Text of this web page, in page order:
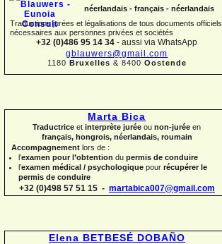
néerlandais - français - néerlandais
Traductions jurées et légalisations de tous documents officiels
nécessaires aux personnes privées et sociétés
+32 (0)486 95 14 34 - aussi via WhatsApp
gblauwers@gmail.com
1180 Bruxelles & 8400 Oostende
Marta Bica
Traductriceet interprète jurée ounon-juréeen
français, hongrois, néerlandais, roumain
Accompagnement lors de :
l’examen pour l’obtention du permis de conduire
l’examen médical / psychologique pour récupérer le
permis de conduire
+32 (0)498 57 51 15 - martabica007@gmail.com
Elena BETBESÉ DOBAÑO